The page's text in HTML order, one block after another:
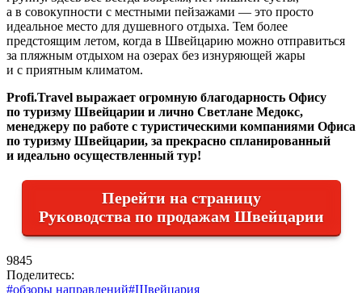
а в совокупности с местными пейзажами — это просто
идеальное место для душевного отдыха. Тем более
предстоящим летом, когда в Швейцарию можно отправиться
за пляжным отдыхом на озерах без изнуряющей жары
и с приятным климатом.
Profi.Travel выражает огромную благодарность Офису
по туризму Швейцарии и лично Светлане Медокс,
менеджеру по работе с туристическими компаниями Офиса
по туризму Швейцарии, за прекрасно спланированный
и идеально осуществленный тур!
Перейти на страницу
Руководства по продажам Швейцарии
9845
Поделитесь:
#обзоры направлений#Швейцария